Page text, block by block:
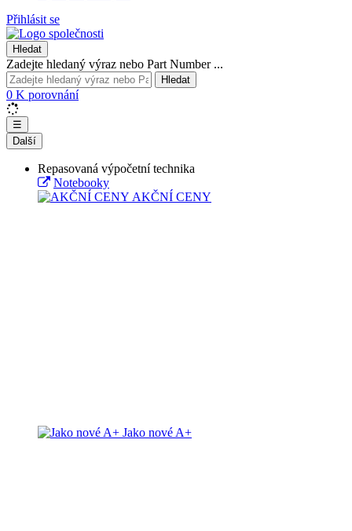
Přihlásit se
Hledat
Zadejte hledaný výraz nebo Part Number ...
Hledat
0 K porovnání
☰
Další
Repasovaná výpočetní technika
Notebooky
AKČNÍ CENY
Jako nové A+